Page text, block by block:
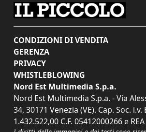
CONDIZIONI DI VENDITA
GERENZA
PRIVACY
WHISTLEBLOWING
Nord Est Multimedia S.p.a.
Nord Est Multimedia S.p.a. - Via
34, 30171 Venezia (VE). Cap. Soc. i.v.
1.432.522,00 C.F. 05412000266 e